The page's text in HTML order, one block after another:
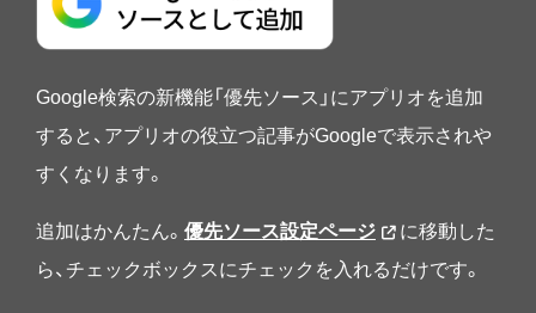
Google検索の新機能「優先ソース」にアプリオを追加
すると、アプリオの役立つ記事がGoogleで表示されや
すくなります。
追加はかんたん。 優先ソース設定ページ
に移動した
ら、チェックボックスにチェックを入れるだけです。